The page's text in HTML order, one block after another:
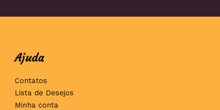
Ajuda
Contatos
Lista de Desejos
Minha conta